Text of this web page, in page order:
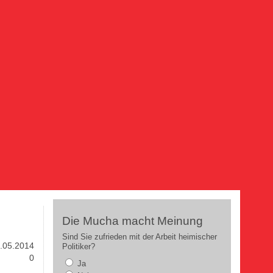
0
Die Mucha macht Meinung
Sind Sie zufrieden mit der Arbeit heimischer
Politiker?
Ja